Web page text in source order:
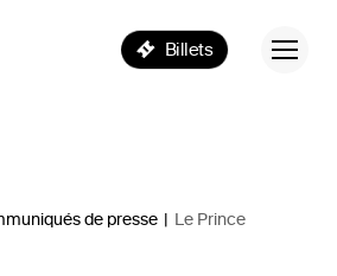
Billets
de presse | Le Prince